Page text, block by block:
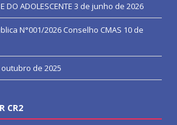
DO ADOLESCENTE 3 de junho de 2026
N°001/2026 Conselho CMAS 10 de
de 2025
CR2